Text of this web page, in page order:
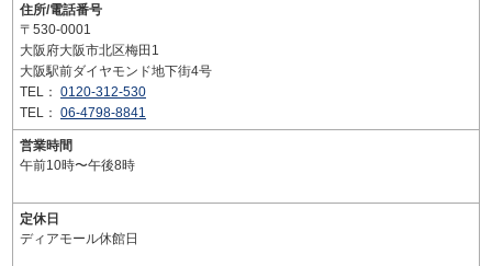
住所/電話番号
〒530-0001
大阪府大阪市北区梅田1
大阪駅前ダイヤモンド地下街4号
TEL： 0120-312-530
TEL： 06-4798-8841
営業時間
午前10時〜午後8時
定休日
ディアモール休館日